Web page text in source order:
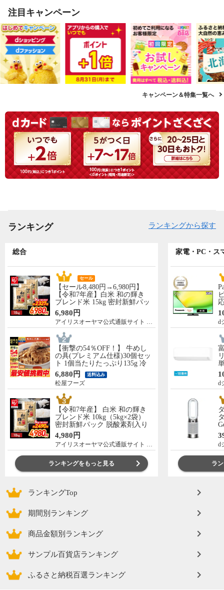
注目キャンペーン
キャンペーン＆特集一覧へ
ランキング ランキングから探す
総合
セール
【セール8,480円→6,980円】
【令和7年産】白米 和の輝き
ブレンド米 15kg 密封新鮮パッ
ク 脱酸素剤入り 米 お米 低温
製法米 アイリスオーヤマ [食
品]
6,980円
【衝撃の54％OFF！】 牛めし
の具(プレミアム仕様)30個セッ
ト 1個当たりたっぷり135g 冷
凍食品 松屋牛丼 当店のイチオ
シ 非常食
6,880円 送料込み
松屋フーズ
【令和7年産】 白米 和の輝き
ブレンド米 10kg（5kg×2袋）
密封新鮮パック 脱酸素剤入り
米 お米 低温製法米 アイリスオ
ーヤマ [食品]
4,980円
ランキングをもっと見る
家電・PC・ス
d
d
d
ラ
ランキングTop
期間別ランキング
商品金額別ランキング
サンプル百貨店ランキング
ふるさと納税百選ランキング